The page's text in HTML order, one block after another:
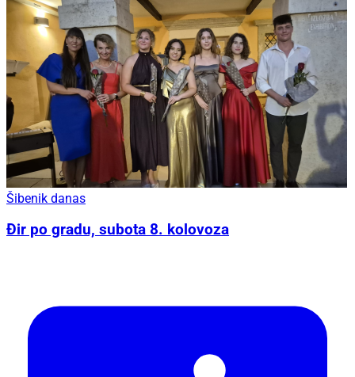
Šibenik danas
Đir po gradu, subota 8. kolovoza